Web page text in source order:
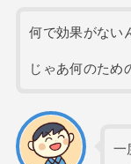
何で効果がない
じゃあ何のため
一